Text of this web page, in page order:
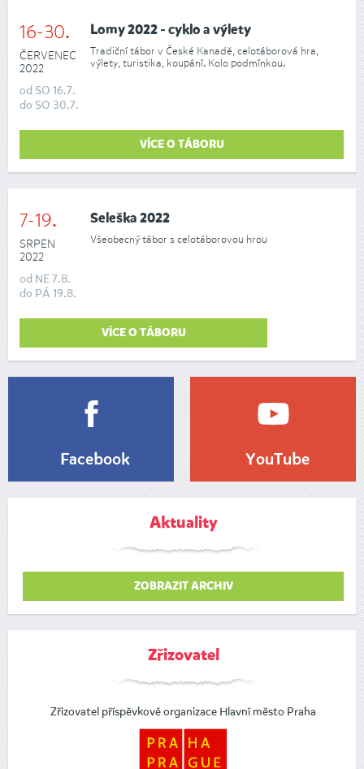
16-30.
ČERVENEC
2022
od SO 16.7.
do SO 30.7.
Lomy 2022 - cyklo a výlety
Tradiční tábor v České Kanadě, celotáborová hra,
výlety, turistika, koupání. Kolo podmínkou.
VÍCE O TÁBORU
7-19.
SRPEN
2022
od NE7.8.
do PÁ 19.8.
Seleška 2022
Všeobecný tábor s celotáborovou hrou
VÍCE O TÁBORU
Facebook YouTube
Aktuality
ZOBRAZIT ARCHIV
Zřizovatel
Zřizovatel příspěvkové organizace Hlavní město Praha